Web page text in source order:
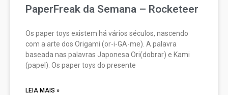
PaperFreak da Semana – Rocketeer
Os paper toys existem há vários séculos, nascendo
com a arte dos Origami (or-i-GA-me). A palavra
baseada nas palavras Japonesa Ori(dobrar) e Kami
(papel). Os paper toys do presente
LEIA MAIS »